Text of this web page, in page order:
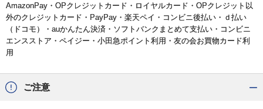
AmazonPay・OPクレジットカード・ロイヤルカード・OPクレジット以
外のクレジットカード・PayPay・楽天ペイ・コンビニ後払い・ｄ払い
（ドコモ）・auかんたん決済・ソフトバンクまとめて支払い・コンビニ
エンスストア・ペイジー・小田急ポイント利用・友の会お買物カード利
用
ご注意